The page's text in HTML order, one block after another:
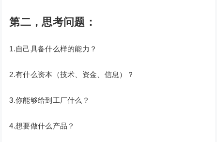
第二，思考问题：
1.自己具备什么样的能力？
2.有什么资本（技术、资金、信息）？
3.你能够给到工厂什么？
4.想要做什么产品？